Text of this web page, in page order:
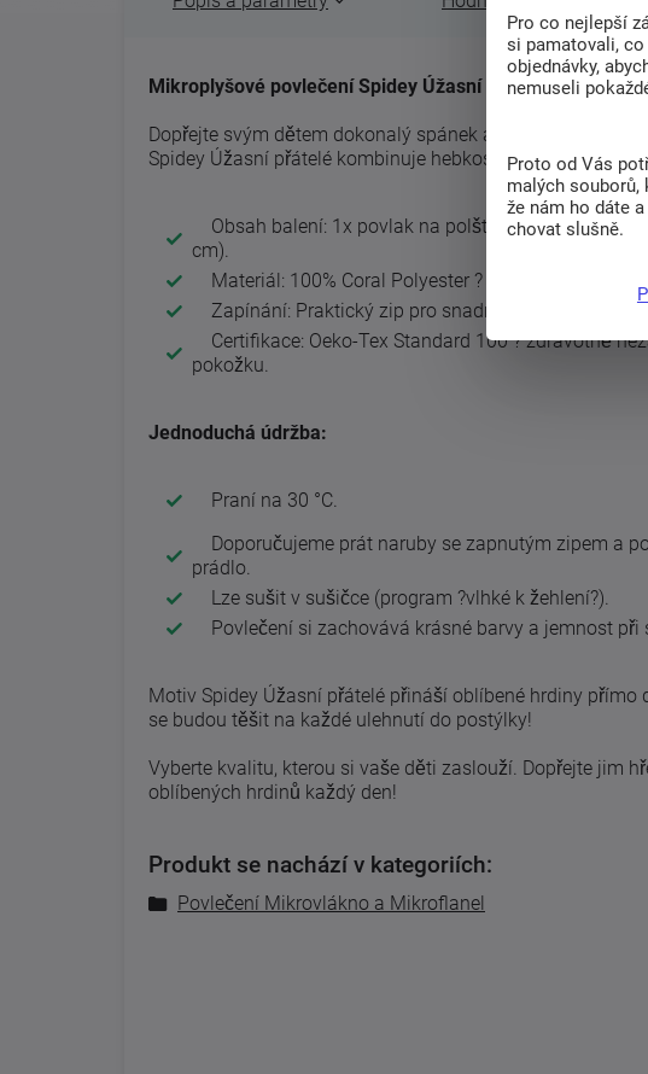
Mikroplyšové povlečení Spidey Úžasní přátelé ? Pohodlí a
Dopřejte svým dětem dokonalý spánek a radost z
Spidey Úžasní přátelé kombinuje hebkost, teplo a hravý
Obsah balení: 1x povlak na polštář (70x90 cm) a 1x
cm).
Materiál: 100% Coral Polyester ? hebký, hřejivý a
Zapínání: Praktický zip pro snadné povlékání.
Certifikace: Oeko-Tex Standard 100 ? zdravotně
pokožku.
Jednoduchá údržba:
Praní na 30 °C.
Doporučujeme prát naruby se zapnutým zipem a
prádlo.
Lze sušit v sušičce (program ?vlhké k žehlení?).
Povlečení si zachovává krásné barvy a jemnost při
Motiv Spidey Úžasní přátelé přináší oblíbené hrdiny přímo
se budou těšit na každé ulehnutí do postýlky!
Vyberte kvalitu, kterou si vaše děti zaslouží. Dopřejte jim
oblíbených hrdinů každý den!
Produkt se nachází v kategoriích:
Povlečení Mikrovlákno a Mikroflanel
Pro co nejlepší
si pamatovali,
objednávky,
nemuseli
Proto od Vás
malých souborů,
že nám ho dáte
chovat slušně.